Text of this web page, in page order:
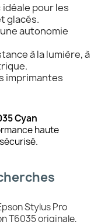
idéale pour les
glacés.
autonomie
à la lumière, à
imprimantes
Cyan
haute
Stylus Pro
T6035 originale,